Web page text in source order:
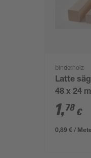
binderholz
Latte
48 x 24
1,78 €
0,89 € /